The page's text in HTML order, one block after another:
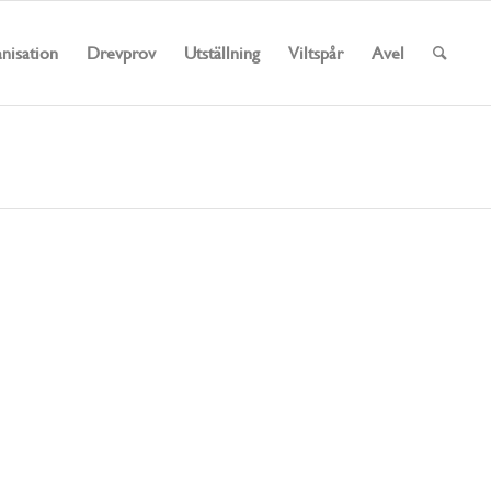
Drevprov Utställning Viltspår Avel